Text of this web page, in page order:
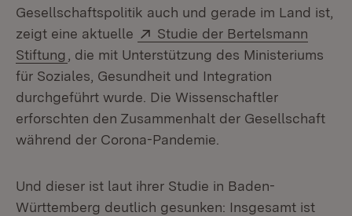
Gesellschaftspolitik auch und gerade im Land ist,
zeigt eine aktuelle
Extern:
Studie der Bertelsmann
Stiftung (Öffnet in neuem Fenster)
, die mit Unterstützung des Ministeriums
für Soziales, Gesundheit und Integration
durchgeführt wurde. Die Wissenschaftler
erforschten den Zusammenhalt der Gesellschaft
während der Corona-Pandemie.
Und dieser ist laut ihrer Studie in Baden-
Württemberg deutlich gesunken: Insgesamt ist